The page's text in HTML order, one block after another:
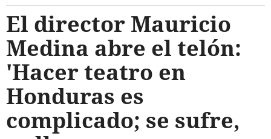
El director Mauricio
Medina abre el telón:
'Hacer teatro en
Honduras es
complicado; se sufre,